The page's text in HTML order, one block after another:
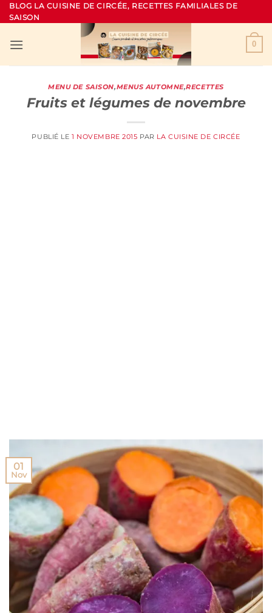
Passer
au
BLOG LA CUISINE DE CIRCÉE, RECETTES FAMILIALES DE
SAISON
0
MENU DE SAISON,MENUS AUTOMNE,RECETTES
Fruits et légumes de novembre
PUBLIÉ LE1 NOVEMBRE 2015 PAR LA CUISINE DE CIRCÉE
01
Nov